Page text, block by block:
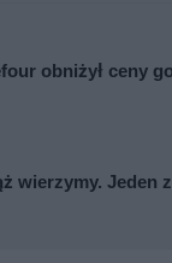
obniżył ceny
wierzymy.